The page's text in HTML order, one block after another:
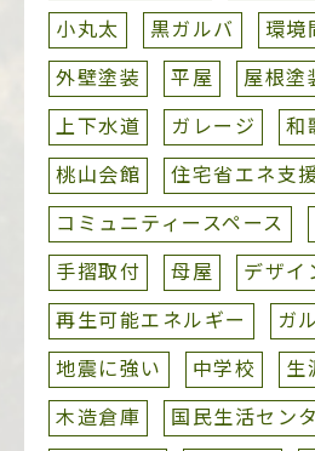
小丸太
黒ガルバ 環境
外壁塗装
平屋 屋根塗
上下水道
ガレージ
和
桃山会館
住宅省エネ支
コミュニティースペース
手摺取付
母屋
デザイ
再生可能エネルギー
ガ
地震に強い
中学校
生
木造倉庫
国民生活セン